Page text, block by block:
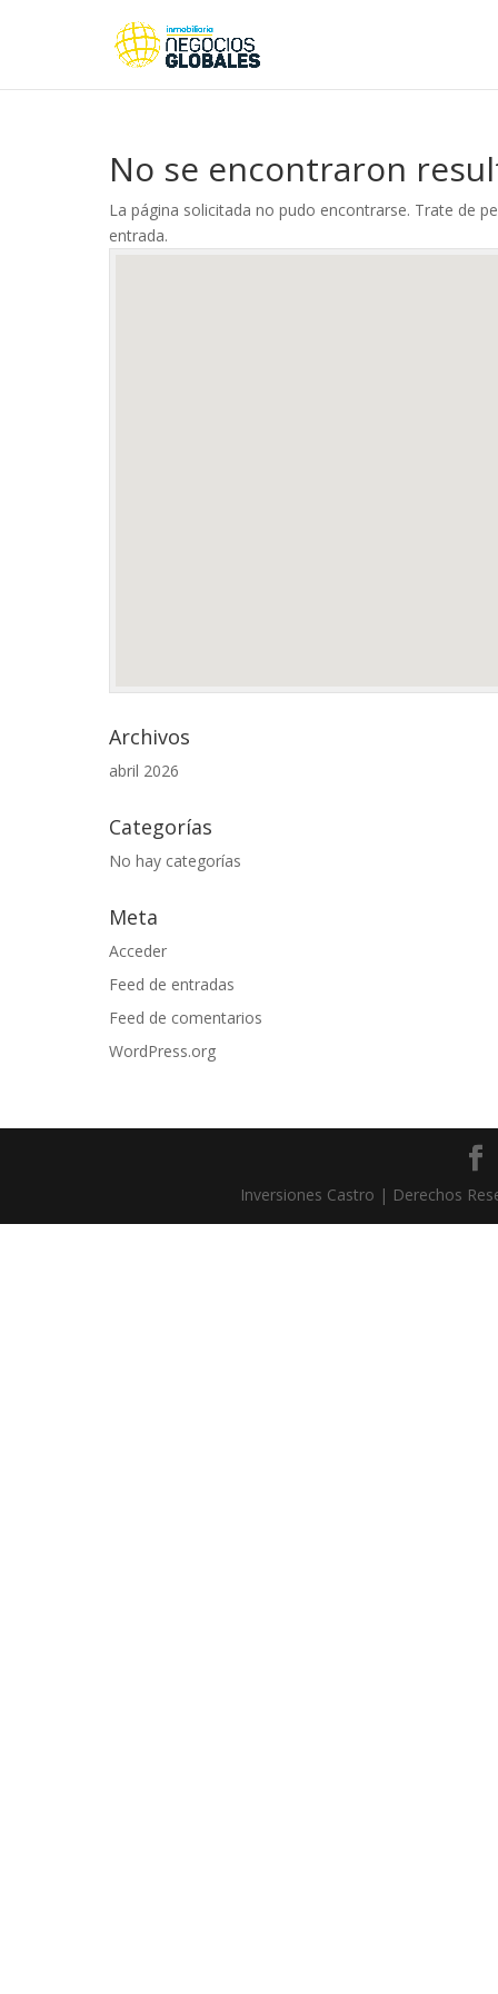
No se encontraron
La página solicitada no pudo encontrarse. Trate de
entrada.
Archivos
abril 2026
Categorías
No hay categorías
Meta
Acceder
Feed de entradas
Feed de comentarios
WordPress.org
Inversiones Castro | Derechos